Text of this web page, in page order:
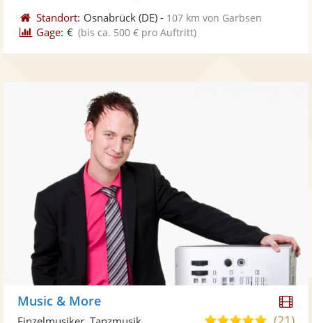
Standort: Osnabrück (DE) - 107 km von Garbsen
Gage: € (bis ca. 500 € pro Auftritt)
Music & More
5,0